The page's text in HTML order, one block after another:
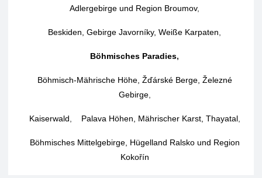
Adlergebirge und Region Broumov,
Beskiden, Gebirge Javorníky, Weiße Karpaten
Böhmisches Paradies,
Böhmisch-Mährische Höhe, Žďárské Berge, Železné
Gebirge,
Kaiserwald Palava Höhen, Mährischer Karst, Thayatal,
Böhmisches Mittelgebirge, Hügelland Ralsko und Region
Kokořín